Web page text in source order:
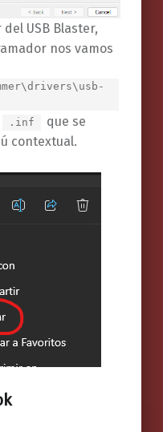
USB Blaster,
nos vamos
.inf
que se
contextual.